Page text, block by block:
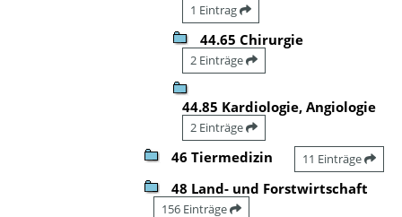
1 Eintrag
44.65 Chirurgie
2 Einträge
44.85 Kardiologie, Angiologie
2 Einträge
46 Tiermedizin 11 Einträge
48 Land- und Forstwirtschaft
156 Einträge